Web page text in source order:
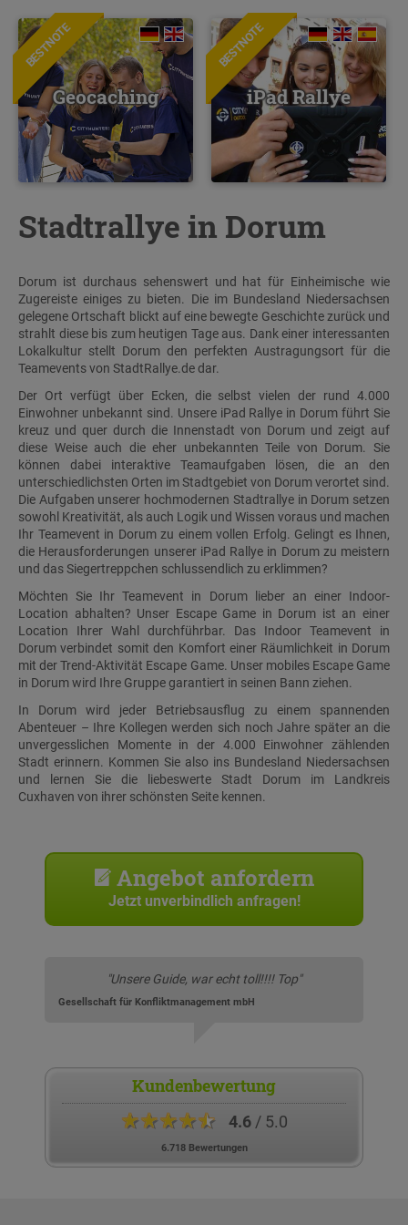
BESTNOTE
Geocaching
BESTNOTE
iPad Rallye
Stadtrallye in Dorum
Dorum ist durchaus sehenswert und hat für Einheimische wie
Zugereiste einiges zu bieten. Die im Bundesland Niedersachsen
gelegene Ortschaft blickt auf eine bewegte Geschichte zurück und
strahlt diese bis zum heutigen Tage aus. Dank einer interessanten
Lokalkultur stellt Dorum den perfekten Austragungsort für die
Teamevents von StadtRallye.de dar.
Der Ort verfügt über Ecken, die selbst vielen der rund 4.000
Einwohner unbekannt sind. Unsere iPad Rallye in Dorum führt Sie
kreuz und quer durch die Innenstadt von Dorum und zeigt auf
diese Weise auch die eher unbekannten Teile von Dorum. Sie
können dabei interaktive Teamaufgaben lösen, die an den
unterschiedlichsten Orten im Stadtgebiet von Dorum verortet sind.
Die Aufgaben unserer hochmodernen Stadtrallye in Dorum setzen
sowohl Kreativität, als auch Logik und Wissen voraus und machen
Ihr Teamevent in Dorum zu einem vollen Erfolg. Gelingt es Ihnen,
die Herausforderungen unserer iPad Rallye in Dorum zu meistern
und das Siegertreppchen schlussendlich zu erklimmen?
Möchten Sie Ihr Teamevent in Dorum lieber an einer Indoor-
Location abhalten? Unser Escape Game in Dorum ist an einer
Location Ihrer Wahl durchführbar. Das Indoor Teamevent in
Dorum verbindet somit den Komfort einer Räumlichkeit in Dorum
mit der Trend-Aktivität Escape Game. Unser mobiles Escape Game
in Dorum wird Ihre Gruppe garantiert in seinen Bann ziehen.
In Dorum wird jeder Betriebsausflug zu einem spannenden
Abenteuer – Ihre Kollegen werden sich noch Jahre später an die
unvergesslichen Momente in der 4.000 Einwohner zählenden
Stadt erinnern. Kommen Sie also ins Bundesland Niedersachsen
und lernen Sie die liebeswerte Stadt Dorum im Landkreis
Cuxhaven von ihrer schönsten Seite kennen.
Angebot anfordern
Jetzt unverbindlich anfragen!
"Unsere Guide, war echt toll!!!! Top"
Gesellschaft für Konfliktmanagement mbH
Kundenbewertung
★★★★★ 4.6/ 5.0
6.718 Bewertungen